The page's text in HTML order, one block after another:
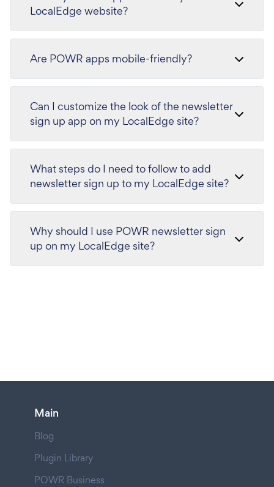
LocalEdge website?
Are POWR apps mobile-friendly?
Can I customize the look of the newsletter
sign up app on my LocalEdge site?
What steps do I need to follow to add
newsletter sign up to my LocalEdge site?
Why should I use POWR newsletter sign
up on my LocalEdge site?
Main
Blog
Plugin Library
POWR Business